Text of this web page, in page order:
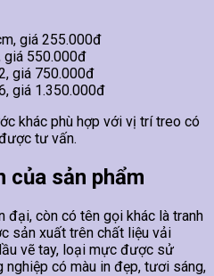
giá 255.000đ
giá 550.000đ
giá 750.000đ
giá 1.350.000đ
khác phù hợp với vị trí treo có
tư vấn.
của sản phẩm
đại, còn có tên gọi khác là tranh
sản xuất trên chất liệu vải
vẽ tay, loại mực được sử
có màu in đẹp, tươi sáng,